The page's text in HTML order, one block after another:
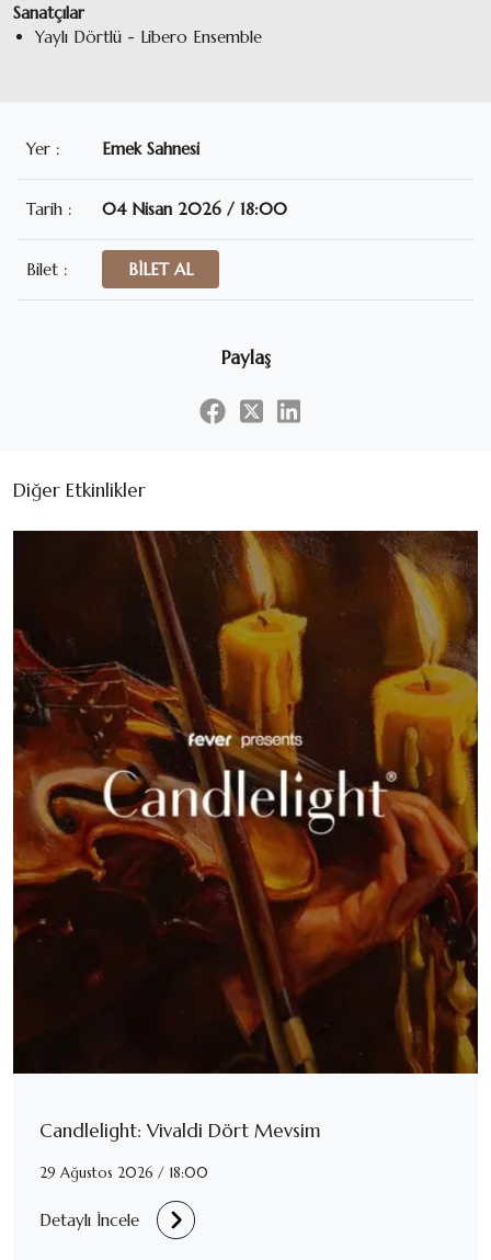
Sanatçılar
Yaylı Dörtlü - Libero Ensemble
Yer : Emek Sahnesi
Tarih : 04 Nisan 2026 / 18:00
Bilet : BİLET AL
Paylaş
Diğer Etkinlikler
Candlelight: Vivaldi Dört Mevsim
29 Ağustos 2026 / 18:00
Detaylı İncele